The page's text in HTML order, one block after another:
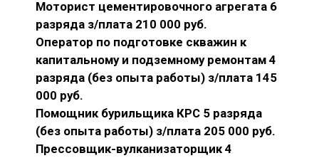
Моторист цементировочного агрегата 6
разряда з/плата 210 000 руб.
Оператор по подготовке скважин к
капитальному и подземному ремонтам 4
разряда (без опыта работы) з/плата 145
000 руб.
Помощник бурильщика КРС 5 разряда
(без опыта работы) з/плата 205 000 руб.
Прессовщик-вулканизаторщик 4